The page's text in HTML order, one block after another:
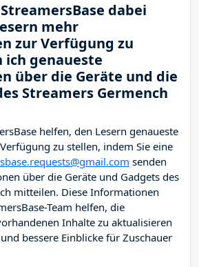
dabei
mehr
zur Verfügung zu
ich genaueste
über die Geräte und die
Streamers Germench
helfen, den Lesern genaueste
zu stellen, indem Sie eine
senden
über die Geräte und Gadgets des
mitteilen. Diese Informationen
Team helfen, die
Inhalte zu aktualisieren
bessere Einblicke für Zuschauer